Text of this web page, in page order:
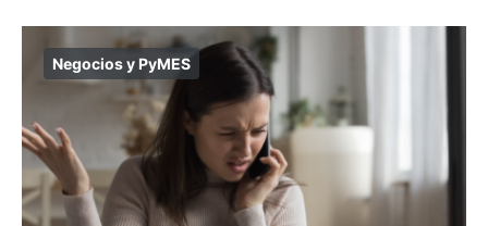
Negocios y PyMES